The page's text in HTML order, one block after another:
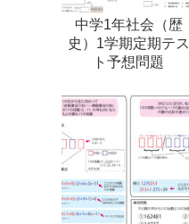
中学1年社会（歴
史）1学期定期テス
ト予想問題